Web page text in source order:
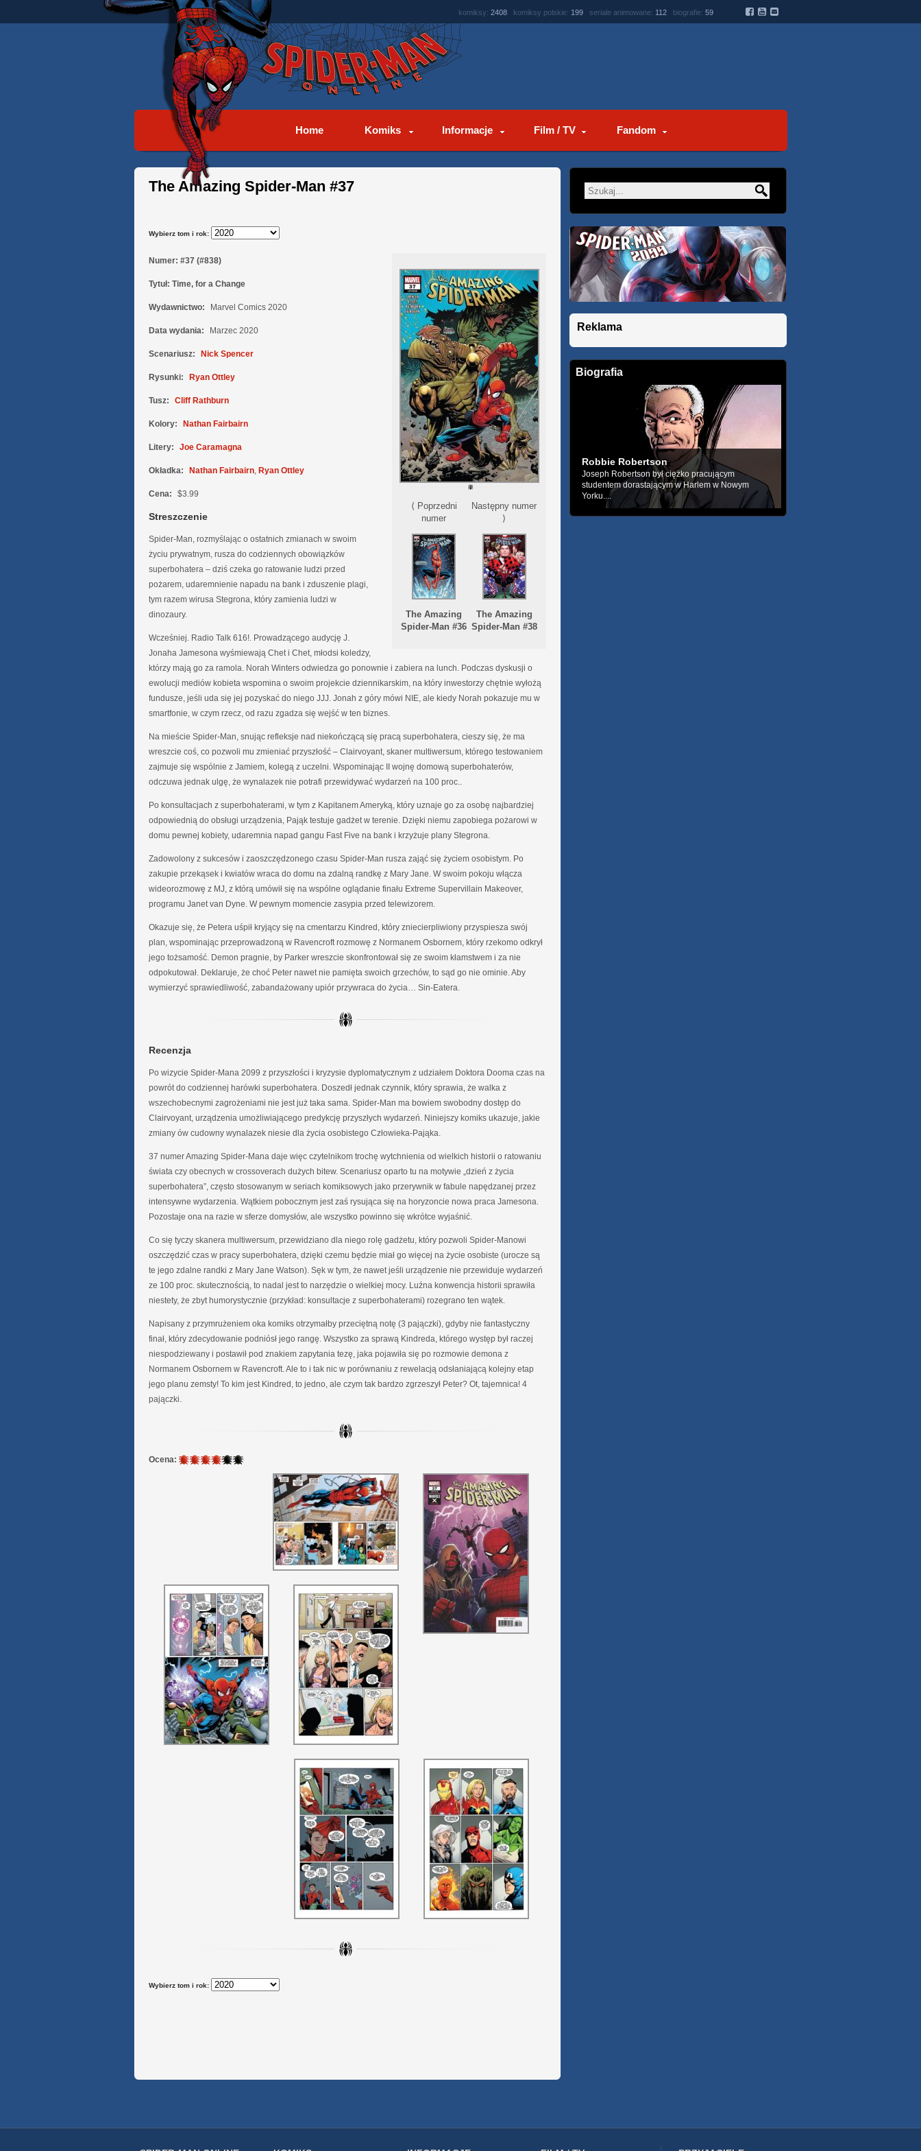
komiksy: 2408 komiksy polskie: 199 seriale animowane: 112 biografie: 59
Home Komiks Informacje Film / TV Fandom
The Amazing Spider-Man #37
Wybierz tom i rok:
⟨ Poprzedni
numer
The Amazing
Spider-Man #36
Następny numer
⟩
The Amazing
Spider-Man #38
Numer: #37 (#838)
Tytuł: Time, for a Change
Wydawnictwo: Marvel Comics 2020
Data wydania: Marzec 2020
Scenariusz: Nick Spencer
Rysunki: Ryan Ottley
Tusz: Cliff Rathburn
Kolory: Nathan Fairbairn
Litery: Joe Caramagna
Okładka: Nathan Fairbairn, Ryan Ottley
Cena: $3.99
Streszczenie
Spider-Man, rozmyślając o ostatnich zmianach w swoim
życiu prywatnym, rusza do codziennych obowiązków
superbohatera – dziś czeka go ratowanie ludzi przed
pożarem, udaremnienie napadu na bank i zduszenie plagi,
tym razem wirusa Stegrona, który zamienia ludzi w
dinozaury.
Wcześniej. Radio Talk 616!. Prowadzącego audycję J.
Jonaha Jamesona wyśmiewają Chet i Chet, młodsi koledzy,
którzy mają go za ramola. Norah Winters odwiedza go ponownie i zabiera na lunch. Podczas dyskusji o
ewolucji mediów kobieta wspomina o swoim projekcie dziennikarskim, na który inwestorzy chętnie wyłożą
fundusze, jeśli uda się jej pozyskać do niego JJJ. Jonah z góry mówi NIE, ale kiedy Norah pokazuje mu w
smartfonie, w czym rzecz, od razu zgadza się wejść w ten biznes.
Na mieście Spider-Man, snując refleksje nad niekończącą się pracą superbohatera, cieszy się, że ma
wreszcie coś, co pozwoli mu zmieniać przyszłość – Clairvoyant, skaner multiwersum, którego testowaniem
zajmuje się wspólnie z Jamiem, kolegą z uczelni. Wspominając II wojnę domową superbohaterów,
odczuwa jednak ulgę, że wynalazek nie potrafi przewidywać wydarzeń na 100 proc..
Po konsultacjach z superbohaterami, w tym z Kapitanem Ameryką, który uznaje go za osobę najbardziej
odpowiednią do obsługi urządzenia, Pająk testuje gadżet w terenie. Dzięki niemu zapobiega pożarowi w
domu pewnej kobiety, udaremnia napad gangu Fast Five na bank i krzyżuje plany Stegrona.
Zadowolony z sukcesów i zaoszczędzonego czasu Spider-Man rusza zająć się życiem osobistym. Po
zakupie przekąsek i kwiatów wraca do domu na zdalną randkę z Mary Jane. W swoim pokoju włącza
wideorozmowę z MJ, z którą umówił się na wspólne oglądanie finału Extreme Supervillain Makeover,
programu Janet van Dyne. W pewnym momencie zasypia przed telewizorem.
Okazuje się, że Petera uśpił kryjący się na cmentarzu Kindred, który zniecierpliwiony przyspiesza swój
plan, wspominając przeprowadzoną w Ravencroft rozmowę z Normanem Osbornem, który rzekomo odkrył
jego tożsamość. Demon pragnie, by Parker wreszcie skonfrontował się ze swoim kłamstwem i za nie
odpokutował. Deklaruje, że choć Peter nawet nie pamięta swoich grzechów, to sąd go nie ominie. Aby
wymierzyć sprawiedliwość, zabandażowany upiór przywraca do życia… Sin-Eatera.
Recenzja
Po wizycie Spider-Mana 2099 z przyszłości i kryzysie dyplomatycznym z udziałem Doktora Dooma czas na
powrót do codziennej harówki superbohatera. Doszedł jednak czynnik, który sprawia, że walka z
wszechobecnymi zagrożeniami nie jest już taka sama. Spider-Man ma bowiem swobodny dostęp do
Clairvoyant, urządzenia umożliwiającego predykcję przyszłych wydarzeń. Niniejszy komiks ukazuje, jakie
zmiany ów cudowny wynalazek niesie dla życia osobistego Człowieka-Pająka.
37 numer Amazing Spider-Mana daje więc czytelnikom trochę wytchnienia od wielkich historii o ratowaniu
świata czy obecnych w crossoverach dużych bitew. Scenariusz oparto tu na motywie „dzień z życia
superbohatera”, często stosowanym w seriach komiksowych jako przerywnik w fabule napędzanej przez
intensywne wydarzenia. Wątkiem pobocznym jest zaś rysująca się na horyzoncie nowa praca Jamesona.
Pozostaje ona na razie w sferze domysłów, ale wszystko powinno się wkrótce wyjaśnić.
Co się tyczy skanera multiwersum, przewidziano dla niego rolę gadżetu, który pozwoli Spider-Manowi
oszczędzić czas w pracy superbohatera, dzięki czemu będzie miał go więcej na życie osobiste (urocze są
te jego zdalne randki z Mary Jane Watson). Sęk w tym, że nawet jeśli urządzenie nie przewiduje wydarzeń
ze 100 proc. skutecznością, to nadal jest to narzędzie o wielkiej mocy. Luźna konwencja historii sprawiła
niestety, że zbyt humorystycznie (przykład: konsultacje z superbohaterami) rozegrano ten wątek.
Napisany z przymrużeniem oka komiks otrzymałby przeciętną notę (3 pajączki), gdyby nie fantastyczny
finał, który zdecydowanie podniósł jego rangę. Wszystko za sprawą Kindreda, którego występ był raczej
niespodziewany i postawił pod znakiem zapytania tezę, jaka pojawiła się po rozmowie demona z
Normanem Osbornem w Ravencroft. Ale to i tak nic w porównaniu z rewelacją odsłaniającą kolejny etap
jego planu zemsty! To kim jest Kindred, to jedno, ale czym tak bardzo zgrzeszył Peter? Ot, tajemnica! 4
pajączki.
Ocena: 4
Wybierz tom i rok:
Reklama
Biografia
Robbie Robertson
Joseph Robertson był ciężko pracującym
studentem dorastającym w Harlem w Nowym
Yorku....